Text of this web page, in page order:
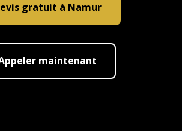
gratuit à Namur
maintenant